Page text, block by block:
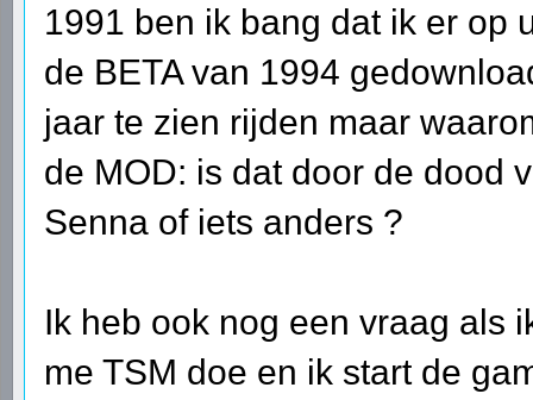
1991 ben ik bang dat ik er op
de BETA van 1994
jaar te zien rijden maar
de MOD: is dat door de dood
Senna of iets anders ?
Ik heb ook nog een vraag als
me TSM doe en ik start de